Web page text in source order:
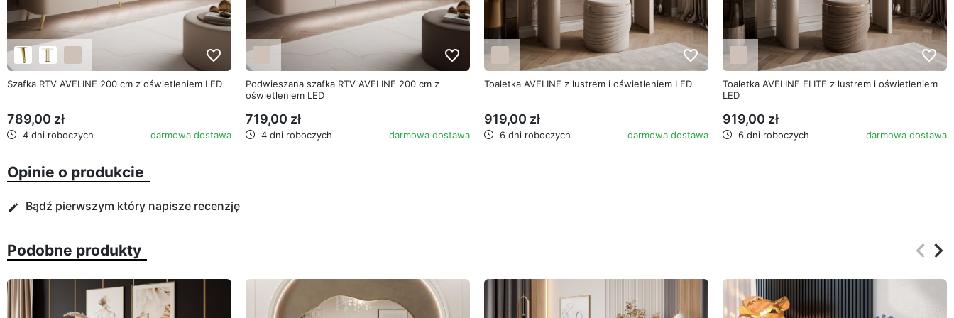
favorite_border
Szafka RTV AVELINE 200 cm z oświetleniem LED
789,00 zł
4 dni roboczych darmowa dostawa
favorite_border
Podwieszana szafka RTV AVELINE 200 cm z
oświetleniem LED
719,00 zł
4 dni roboczych darmowa dostawa
favorite_border
Toaletka AVELINE z lustrem i oświetleniem LED
919,00 zł
6 dni roboczych darmowa dostawa
favorite_border
Toaletka AVELINE ELITE z lustrem i oświetleniem
LED
919,00 zł
6 dni roboczych darmowa dostawa
Opinie o produkcie
edit Bądź pierwszym który napisze recenzję
Podobne produkty keyboard_arrow_left
keyboard_arrow_right